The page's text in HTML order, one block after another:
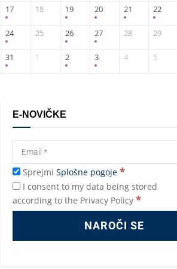
17 18 19 20 21 22
24 25 26 27 28 29
31 1 2 3 4 5
E-NOVIČKE
Sprejmi Splošne pogoje *
I consent to my data being stored
according to the Privacy Policy *